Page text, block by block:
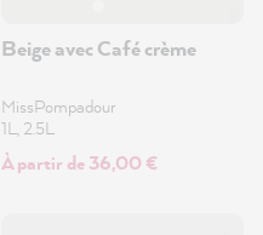
Beige avec Café crème
MissPompadour
1L, 2.5L
À partir de 36,00 €